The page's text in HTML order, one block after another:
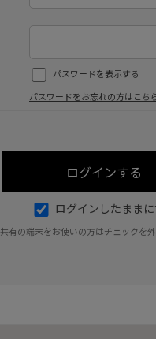
パスワードを表示する
パスワードをお忘れの方はこち
ログインしたまま
共有の端末をお使いの方はチェックを